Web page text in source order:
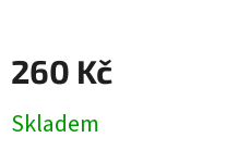
260 Kč
cena:
Skladem